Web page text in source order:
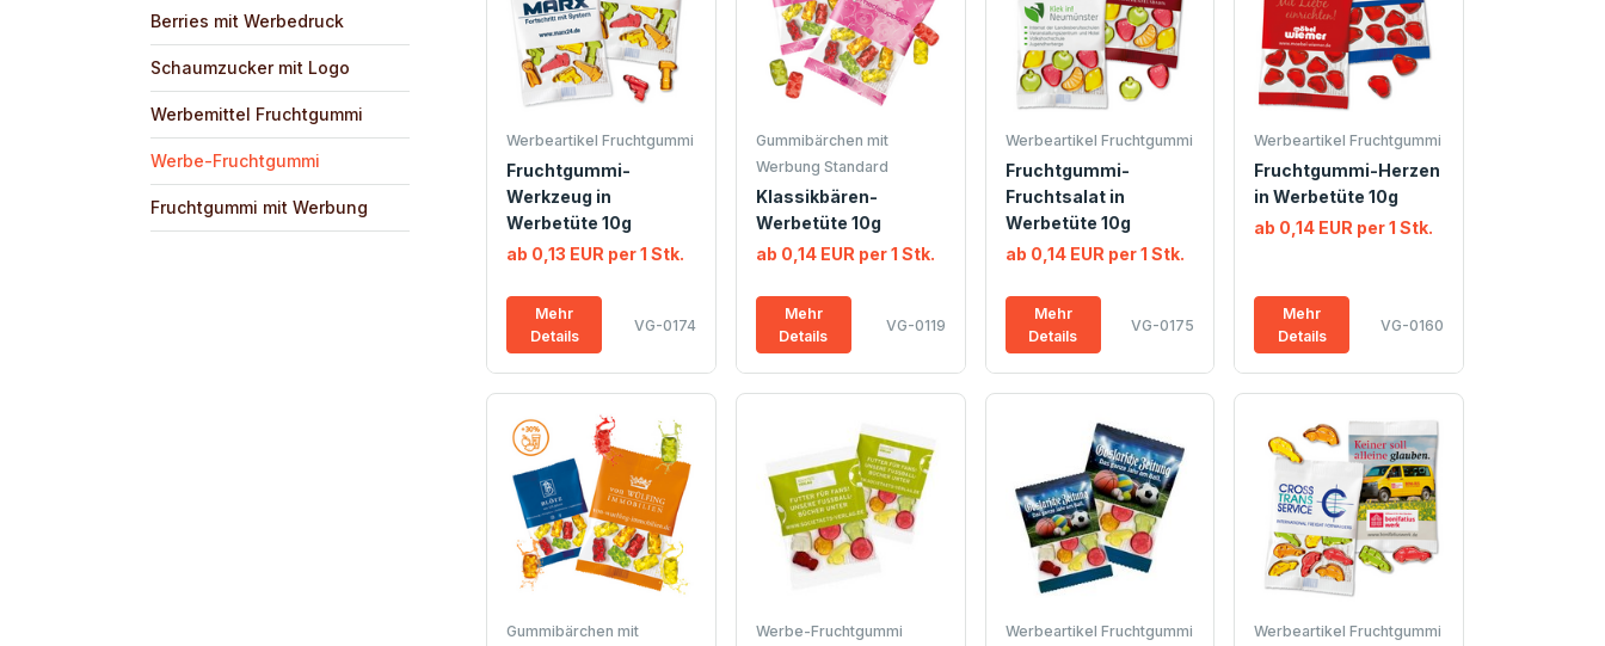
Berries mit Werbedruck
Schaumzucker mit Logo
Werbemittel Fruchtgummi
Werbe-Fruchtgummi
Fruchtgummi mit Werbung
Werbeartikel Fruchtgummi
Fruchtgummi-
Werkzeug in
Werbetüte 10g
ab 0,13 EUR per 1 Stk.
Mehr
Details
VG-0174
Gummibärchen mit
Werbung Standard
Klassikbären-
Werbetüte 10g
ab 0,14 EUR per 1 Stk.
Mehr
Details
VG-0119
Werbeartikel Fruchtgummi
Fruchtgummi-
Fruchtsalat in
Werbetüte 10g
ab 0,14 EUR per 1 Stk.
Mehr
Details
VG-0175
Werbeartikel Fruchtgummi
Fruchtgummi-Herzen
in Werbetüte 10g
ab 0,14 EUR per 1 Stk.
Mehr
Details
VG-0160
Gummibärchen mit
Werbe-Fruchtgummi Werbeartikel Fruchtgummi Werbeartikel Fruchtgummi